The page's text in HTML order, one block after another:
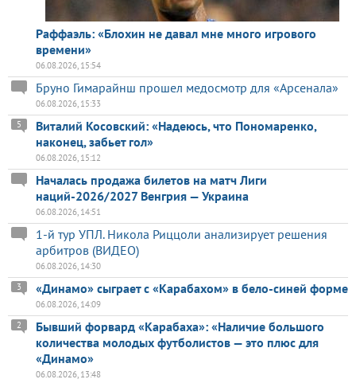
Раффаэль: «Блохин не давал мне много игрового
времени»
06.08.2026, 15:54
Бруно Гимарайнш прошел медосмотр для «Арсенала»
06.08.2026, 15:33
Виталий Косовский: «Надеюсь, что Пономаренко,
наконец, забьет гол»
5
06.08.2026, 15:12
Началась продажа билетов на матч Лиги
наций-2026/2027 Венгрия — Украина
06.08.2026, 14:51
1-й тур УПЛ. Никола Риццоли анализирует решения
арбитров (ВИДЕО)
06.08.2026, 14:30
«Динамо» сыграет с «Карабахом» в бело-синей форме
3
06.08.2026, 14:09
Бывший форвард «Карабаха»: «Наличие большого
количества молодых футболистов — это плюс для
«Динамо»
2
06.08.2026, 13:48